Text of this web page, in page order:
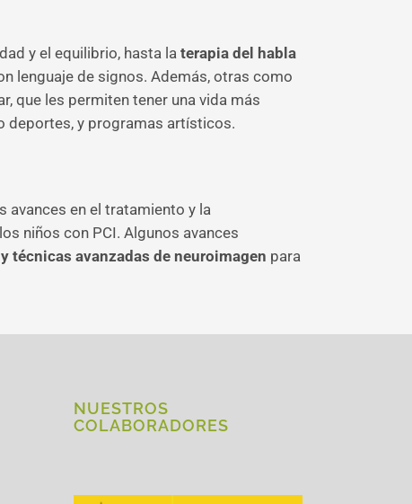
y el equilibrio, hasta la terapia del habla
lenguaje de signos. Además, otras como
que les permiten tener una vida más
deportes, y programas artísticos.
avances en el tratamiento y la
niños con PCI. Algunos avances
técnicas avanzadas de neuroimagen para
NUESTROS
COLABORADORES